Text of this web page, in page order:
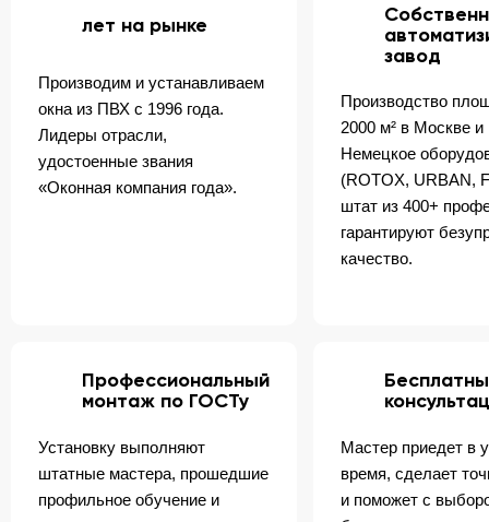
лет на рынке
Производим и устанавливаем
окна из ПВХ с 1996 года.
Лидеры отрасли,
удостоенные звания
«Оконная компания года».
завод
Производство
2000 м² в Москве
Немецкое
(ROTOX, URBAN,
штат из 400+
гарантируют
качество.
Профессиональный
монтаж по ГОСТу
Установку выполняют
штатные мастера, прошедшие
профильное обучение и
Мастер приедет в
время, сделает
и поможет с